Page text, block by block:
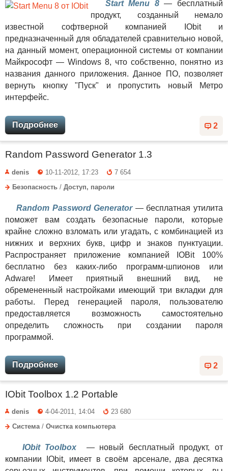
Start Menu 8— бесплатный
продукт, созданный немало
известной софтверной компанией IObit и
предназначенный для обладателей сравнительно новой,
на данный момент, операционной системы от компании
Майкрософт — Windows 8, что собственно, понятно из
названия данного приложения. Данное ПО, позволяет
вернуть кнопку "Пуск" и пропустить новый Метро
интерфейс.
2
Подробнее
Random Password Generator 1.3
denis 10-11-2012, 17:23
7 654
Безопасность / Доступ, пароли
Random Password Generator— бесплатная утилита
поможет вам создать безопасные пароли, которые
крайне сложно взломать или угадать, с комбинацией из
нижних и верхних букв, цифр и знаков пунктуации.
Распространяет приложение компанией IOBit 100%
бесплатно без каких-либо программ-шпионов или
Adware! Имеет приятный внешний вид, не
обремененный настройками имеющий три вкладки для
работы. Перед генерацией пароля, пользователю
предоставляется возможность самостоятельно
определить сложность при создании пароля
программой.
2
Подробнее
IObit Toolbox 1.2 Portable
denis 4-04-2011, 14:04
23 680
Система/ Очистка компьютера
IObit Toolbox — новый бесплатный продукт, от
компании IObit, имеет в своём арсенале, два десятка